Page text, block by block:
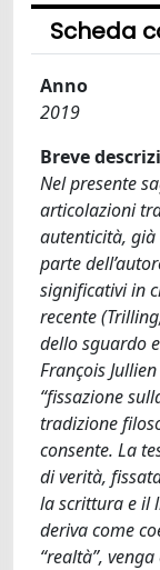
Scheda
Anno
2019
Breve
Nel presente
articolazioni
autenticità,
parte
significativi in
recente
dello sguardo
François
“fissazione
tradizione
consente. La
di verità,
la scrittura e il
deriva come
“realtà”,